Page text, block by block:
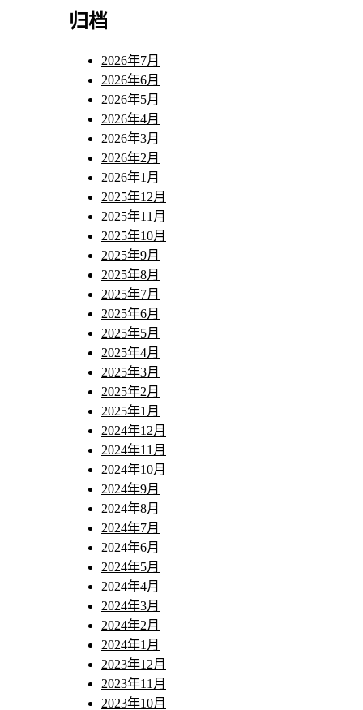
归档
2026年7月
2026年6月
2026年5月
2026年4月
2026年3月
2026年2月
2026年1月
2025年12月
2025年11月
2025年10月
2025年9月
2025年8月
2025年7月
2025年6月
2025年5月
2025年4月
2025年3月
2025年2月
2025年1月
2024年12月
2024年11月
2024年10月
2024年9月
2024年8月
2024年7月
2024年6月
2024年5月
2024年4月
2024年3月
2024年2月
2024年1月
2023年12月
2023年11月
2023年10月